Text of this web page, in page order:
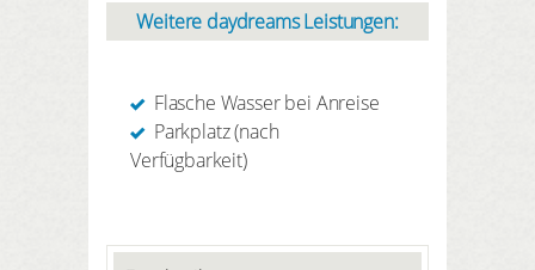
Weitere daydreams Leistungen:
Flasche Wasser bei Anreise
Parkplatz (nach
Verfügbarkeit)